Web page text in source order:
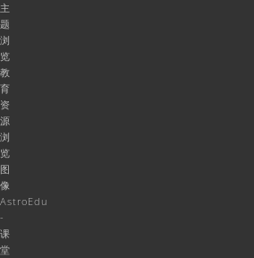
主
题
浏
览
教
育
资
源
浏
览
图
像
AstroEdu
-
课
堂